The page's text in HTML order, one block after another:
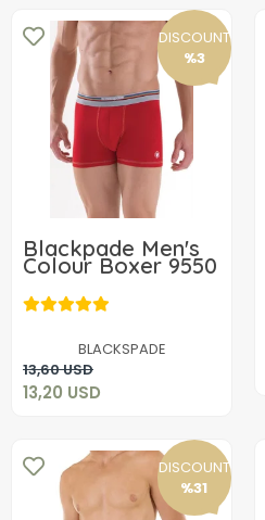
DISCOUNT
%3
Blackpade Men's
Colour Boxer 9550
BLACKSPADE
13,60 USD
13,20 USD
13,20 USD
Add to cart
DISCOUNT
%31